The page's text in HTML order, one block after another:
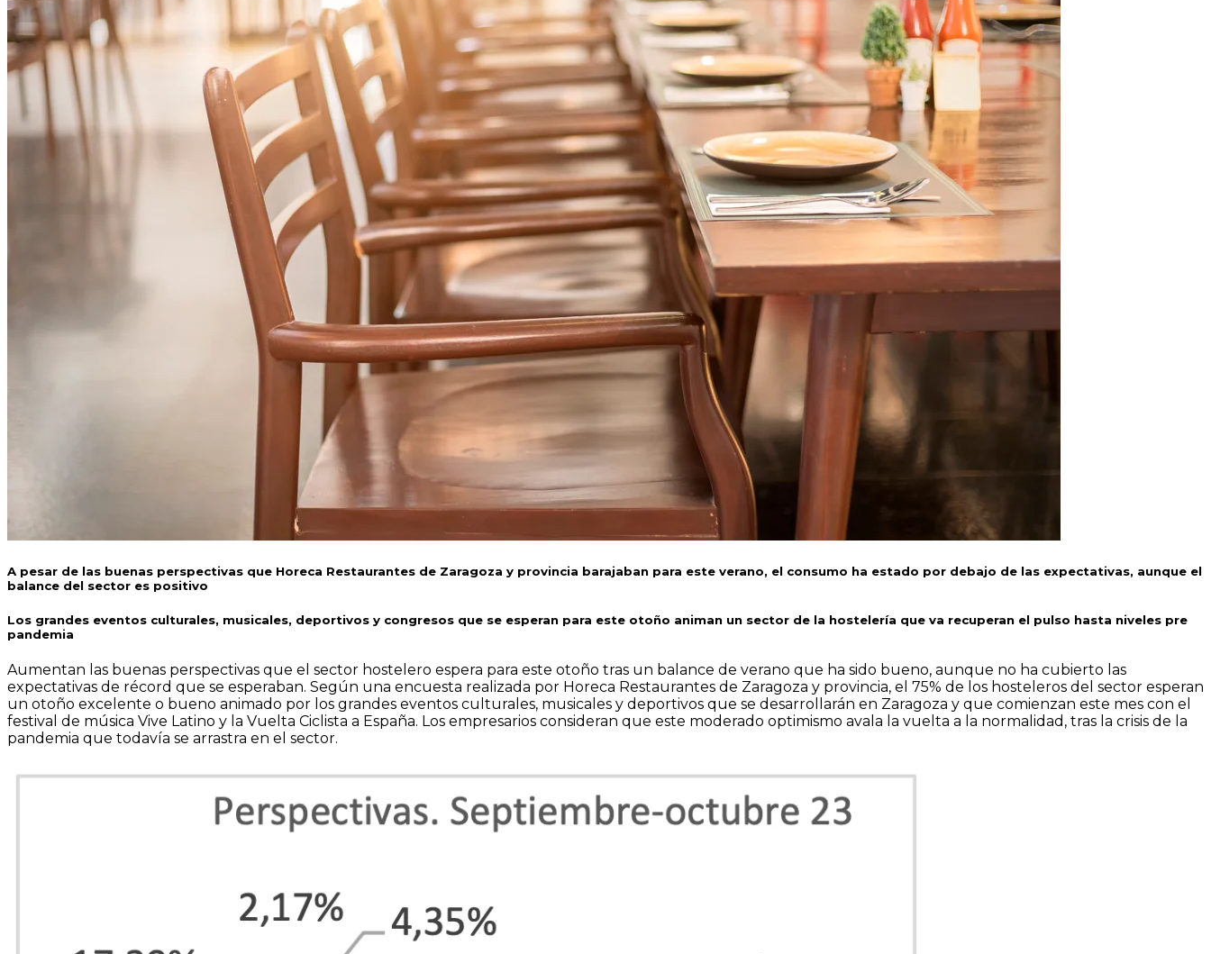
A pesar de las buenas perspectivas que Horeca Restaurantes de Zaragoza y provincia barajaban para este verano, el consumo ha estado por debajo de las expectativas, aunque el
balance del sector es positivo
Los grandes eventos culturales, musicales, deportivos y congresos que se esperan para este otoño animan un sector de la hostelería que va recuperan el pulso hasta niveles pre
pandemia
Aumentan las buenas perspectivas que el sector hostelero espera para este otoño tras un balance de verano que ha sido bueno, aunque no ha cubierto las
expectativas de récord que se esperaban. Según una encuesta realizada por Horeca Restaurantes de Zaragoza y provincia, el 75% de los hosteleros del sector esperan
un otoño excelente o bueno animado por los grandes eventos culturales, musicales y deportivos que se desarrollarán en Zaragoza y que comienzan este mes con el
festival de música Vive Latino y la Vuelta Ciclista a España. Los empresarios consideran que este moderado optimismo avala la vuelta a la normalidad, tras la crisis de la
pandemia que todavía se arrastra en el sector.